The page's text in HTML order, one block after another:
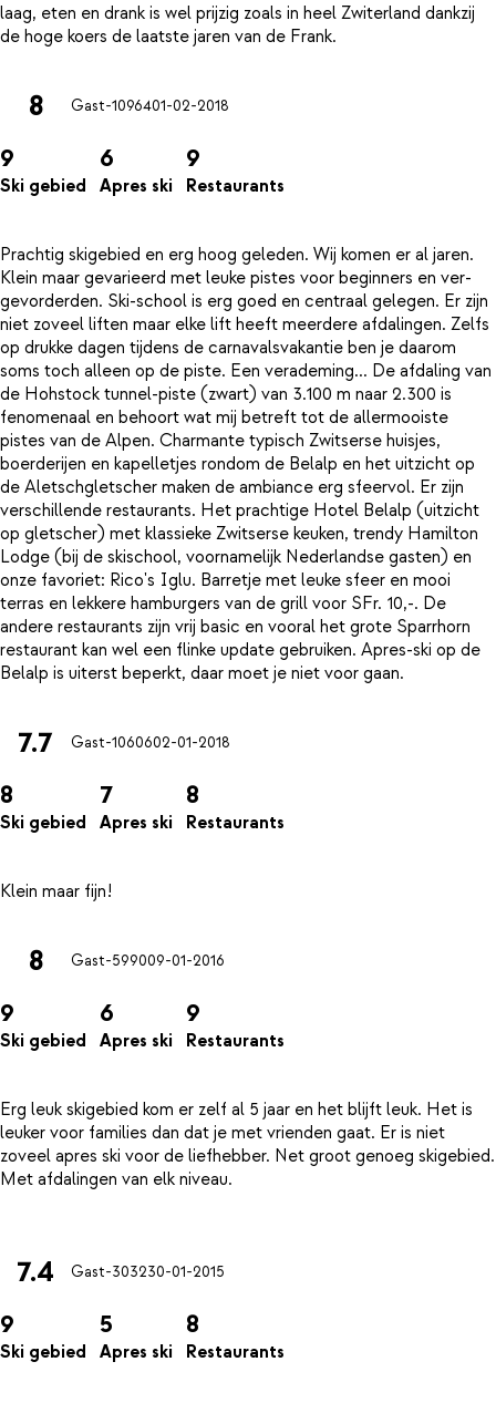
laag, eten en drank is wel prijzig zoals in heel Zwiterland dankzij
8 Gast-1096401-02-2018
9
Ski gebied
6
Apres ski
9
Restaurants
Prachtig skigebied en erg hoog geleden. Wij komen er al jaren.
Klein maar gevarieerd met leuke pistes voor beginners en ver-
gevorderden. Ski-school is erg goed en centraal gelegen. Er zijn
niet zoveel liften maar elke lift heeft meerdere afdalingen. Zelfs
op drukke dagen tijdens de carnavalsvakantie ben je daarom
soms toch alleen op de piste. Een verademing... De afdaling van
de Hohstock tunnel-piste (zwart) van 3.100 m naar 2.300 is
fenomenaal en behoort wat mij betreft tot de allermooiste
pistes van de Alpen. Charmante typisch Zwitserse huisjes,
boerderijen en kapelletjes rondom de Belalp en het uitzicht op
de Aletschgletscher maken de ambiance erg sfeervol. Er zijn
verschillende restaurants. Het prachtige Hotel Belalp (uitzicht
op gletscher) met klassieke Zwitserse keuken, trendy Hamilton
Lodge (bij de skischool, voornamelijk Nederlandse gasten) en
onze favoriet: Rico's Iglu. Barretje met leuke sfeer en mooi
terras en lekkere hamburgers van de grill voor SFr. 10,-. De
andere restaurants zijn vrij basic en vooral het grote Sparrhorn
restaurant kan wel een flinke update gebruiken. Apres-ski op de
7.7 Gast-1060602-01-2018
8
Ski gebied
7
Apres ski
8
Restaurants
8 Gast-599009-01-2016
9
Ski gebied
6
Apres ski
9
Restaurants
Erg leuk skigebied kom er zelf al 5 jaar en het blijft leuk. Het is
leuker voor families dan dat je met vrienden gaat. Er is niet
zoveel apres ski voor de liefhebber. Net groot genoeg skigebied.
Met afdalingen van elk niveau.
7.4 Gast-303230-01-2015
9
Ski gebied
5
Apres ski
8
Restaurants